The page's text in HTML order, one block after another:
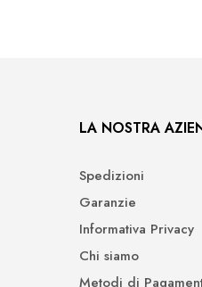
LA NOSTRA
Spedizioni
Garanzie
Informativa Privacy
Chi siamo
Metodi di